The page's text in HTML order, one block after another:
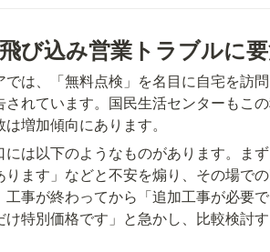
び込み営業トラブルに
は、「無料点検」を名目に自宅を訪
れています。国民生活センターもこ
増加傾向にあります。
は以下のようなものがあります。ま
ます」などと不安を煽り、その場で
工事が終わってから「追加工事が必要
特別価格です」と急かし、比較検討